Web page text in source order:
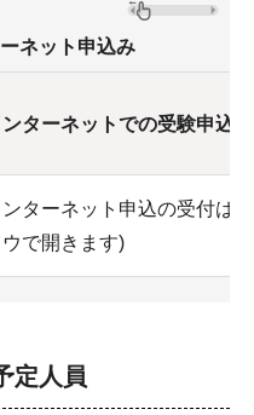
ネット申込み
ターネットでの受験申込み
ンターネット申込の受付は
ウで開きます)
定人員